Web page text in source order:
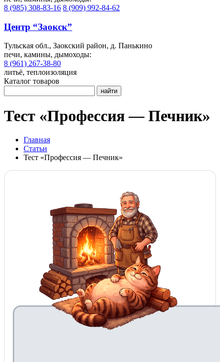
8 (985) 308-83-16 8 (909) 992-84-62
Центр “Заокск”
Тульская обл., Заокский район, д. Панькино
печи, камины, дымоходы:
8 (961) 267-38-80
литьё, теплоизоляция
Каталог товаров
найти
Тест «Профессия — Печник»
Главная
Статьи
Тест «Профессия — Печник»